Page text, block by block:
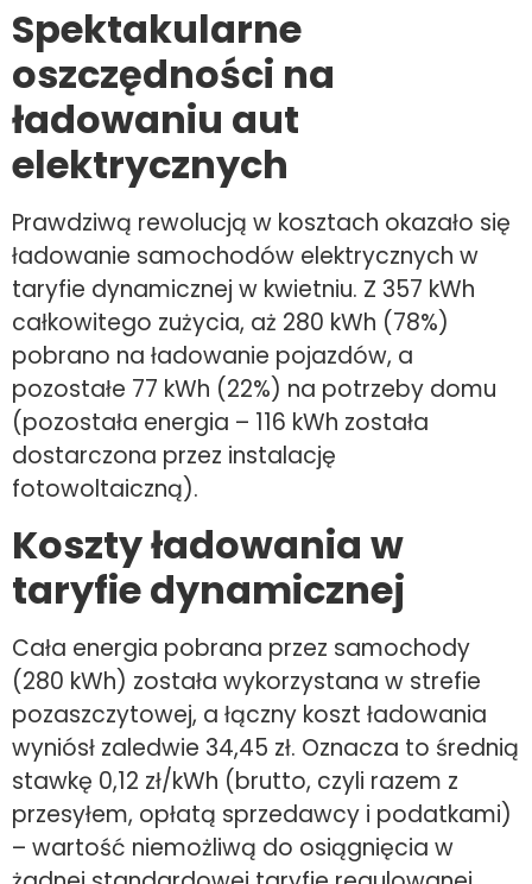
Spektakularne
oszczędności na
ładowaniu aut
elektrycznych
Prawdziwą rewolucją w kosztach okazało się
ładowanie samochodów elektrycznych w
taryfie dynamicznej w kwietniu. Z 357 kWh
całkowitego zużycia, aż 280 kWh (78%)
pobrano na ładowanie pojazdów, a
pozostałe 77 kWh (22%) na potrzeby domu
(pozostała energia – 116 kWh została
dostarczona przez instalację
fotowoltaiczną).
Koszty ładowania w
taryfie dynamicznej
Cała energia pobrana przez samochody
(280 kWh) została wykorzystana w strefie
pozaszczytowej, a łączny koszt ładowania
wyniósł zaledwie 34,45 zł. Oznacza to średnią
stawkę 0,12 zł/kWh (brutto, czyli razem z
przesyłem, opłatą sprzedawcy i podatkami)
– wartość niemożliwą do osiągnięcia w